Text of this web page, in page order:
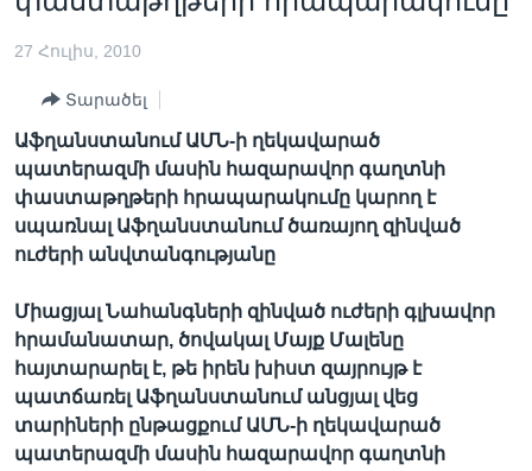
«ԱՄԵՐԻԿԱՅԻ ՁԱՅՆ»-Ի ԿԱՆՈՆԱԴՐՈՒԹՅՈՒՆ
ԿԱՊ ՄԵԶ ՀԵՏ
Learning English
ՀԵՏԵՒԵՔ ՄԵԶ
Լեզուներ
27 Հուլիս, 2010
Տարածել
Աֆղանստանում ԱՄՆ-ի ղեկավարած
պատերազմի մասին հազարավոր գաղտնի
փաստաթղթերի հրապարակումը կարող է
սպառնալ Աֆղանստանում ծառայող զինված
ուժերի անվտանգությանը
Միացյալ Նահանգների զինված ուժերի գլխավոր
հրամանատար, ծովակալ Մայք Մալենը
հայտարարել է, թե իրեն խիստ զայրույթ է
պատճառել Աֆղանստանում անցյալ վեց
տարիների ընթացքում ԱՄՆ-ի ղեկավարած
պատերազմի մասին հազարավոր գաղտնի